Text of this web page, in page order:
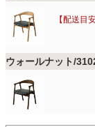
カーテン
【配送目
ウォールナット/